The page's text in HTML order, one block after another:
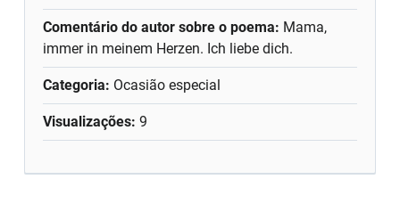
Comentário do autor sobre o poema: Mama,
immer in meinem Herzen. Ich liebe dich.
Categoria: Ocasião especial
Visualizações: 9